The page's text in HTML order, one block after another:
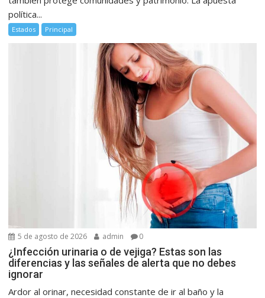
política...
Estados Principal
5 de agosto de 2026 admin 0
¿Infección urinaria o de vejiga? Estas son las
diferencias y las señales de alerta que no debes
ignorar
Ardor al orinar, necesidad constante de ir al baño y la